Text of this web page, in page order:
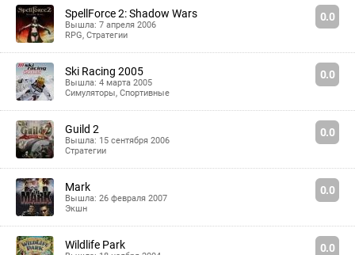
SpellForce 2: Shadow Wars
Вышла: 7 апреля 2006
RPG, Стратегии
0.0
Ski Racing 2005
Вышла: 4 марта 2005
Симуляторы, Спортивные
0.0
Guild 2
Вышла: 15 сентября 2006
Стратегии
0.0
Mark
Вышла: 26 февраля 2007
Экшн
0.0
Wildlife Park 0.0